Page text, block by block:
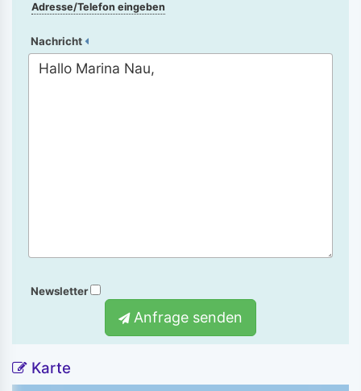
Adresse/Telefon eingeben
Nachricht
Newsletter
Anfrage senden
Karte